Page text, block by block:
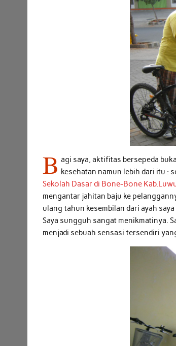
B agi saya, aktifitas bersepeda
kesehatan namun lebih dari itu :
Sekolah Dasar di Bone-Bone
mengantar jahitan baju ke
ulang tahun kesembilan dari ayah
Saya sungguh sangat menikmatinya.
menjadi sebuah sensasi tersendiri